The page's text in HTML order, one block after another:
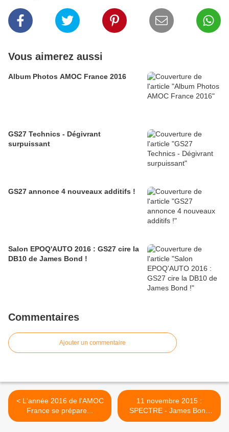
Vous aimerez aussi
Album Photos AMOC France 2016
GS27 Technics - Dégivrant
surpuissant
GS27 annonce 4 nouveaux additifs !
Salon EPOQ'AUTO 2016 : GS27 cire la
DB10 de James Bond !
Commentaires
Ajouter un commentaire
< L'année 2016 de l'AMOC
France se prépare...
11 novembre 2015 :
SPECTRE - James Bond
007 >